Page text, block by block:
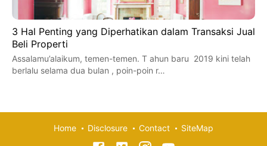
3 Hal Penting yang Diperhatikan dalam Transaksi Jual
Beli Properti
Assalamu’alaikum, temen-temen. T ahun baru 2019 kini telah
berlalu selama dua bulan , poin-poin r…
Home Disclosure Contact SiteMap